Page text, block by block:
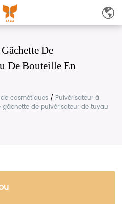
De
De Bouteille En
cosmétiques / Pulvérisateur à
gâchette de pulvérisateur de tuyau